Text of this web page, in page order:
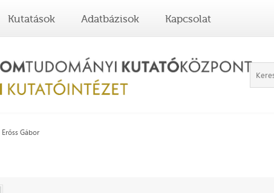
Kutatások Adatbázisok Kapcsolat
Erőss Gábor